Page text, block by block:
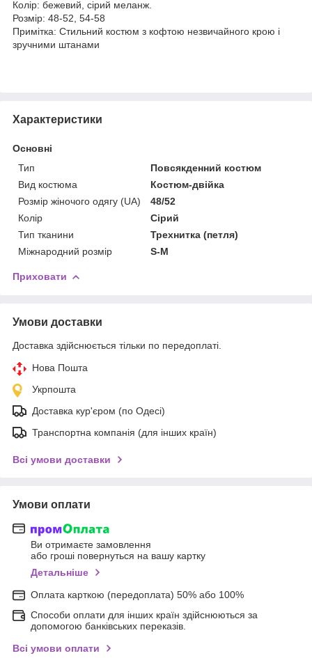
Колір: бежевий, сірий меланж.
Розмір: 48-52, 54-58
Примітка: Стильний костюм з кофтою незвичайного крою і
зручними штанами
Характеристики
Основні
Тип
Повсякденний костюм
Вид костюма
Костюм-двійка
Розмір жіночого одягу (UA)
48/52
Колір
Сірий
Тип тканини
Трехнитка (петля)
Міжнародний розмір
S-M
Приховати
Умови доставки
Доставка здійснюється тільки по передоплаті.
Нова Пошта
Укрпошта
Доставка кур'єром (по Одесі)
Транспортна компанія (для інших країн)
Всі умови доставки
Умови оплати
Ви отримаєте замовлення
або гроші повернуться на вашу картку
Детальніше
Оплата карткою (передоплата) 50% або 100%
Способи оплати для інших країн здійснюються за
допомогою банківських переказів.
Всі умови оплати